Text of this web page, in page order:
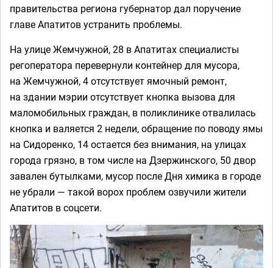
правительства региона губернатор дал поручение
главе Апатитов устранить проблемы.
На улице Жемчужной, 28 в Апатитах специалисты
регоператора перевернули контейнер для мусора,
на Жемчужной, 4 отсутствует ямочный ремонт,
на здании мэрии отсутствует кнопка вызова для
маломобильных граждан, в поликлинике отвалилась
кнопка и валяется 2 недели, обращение по поводу ямы
на Сидоренко, 14 остается без внимания, на улицах
города грязно, в том числе на Дзержинского, 50 двор
завален бутылками, мусор после Дня химика в городе
не убрали — такой ворох проблем озвучили жители
Апатитов в соцсети.